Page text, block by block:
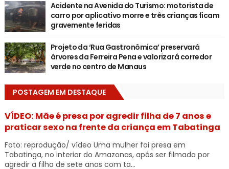
Acidente na Avenida do Turismo: motorista de
carro por aplicativo morre e três crianças ficam
gravemente feridas
Projeto da ‘Rua Gastronômica’ preservará
árvores da Ferreira Pena e valorizará corredor
verde no centro de Manaus
POSTAGEM EM DESTAQUE
VÍDEO: Mãe é presa por agredir filha de 7 anos e
praticar sexo na frente da criança em Tabatinga
Foto: reprodução/ vídeo Uma mulher foi presa em
Tabatinga, no interior do Amazonas, após ser filmada por
agredir a filha de sete anos com ta...